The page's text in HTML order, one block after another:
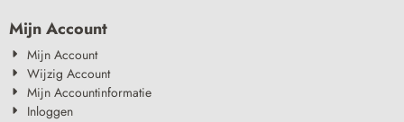
Mijn Account
Mijn Account
Wijzig Account
Mijn Accountinformatie
Inloggen